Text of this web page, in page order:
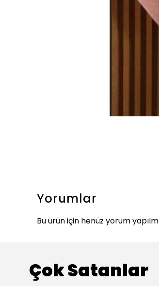
Yorumlar
Bu ürün için henüz yorum
Çok Satanlar